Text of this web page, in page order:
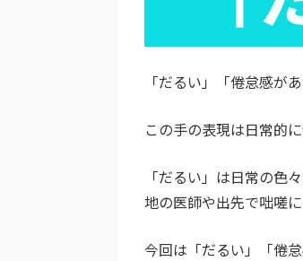
「だるい」「倦怠感があ
この手の表現は日常的
「だるい」は日常の色
地の医師や出先で咄嗟
今回は「だるい」「倦